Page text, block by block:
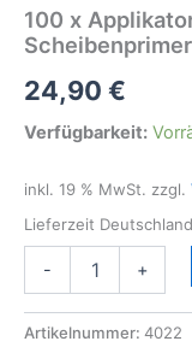
100 x
24,90 €
Verfügbarkeit:
inkl. 19 % MwSt. zzgl.
Lieferzeit
-
Primerwischer
+
Artikelnummer: 4022